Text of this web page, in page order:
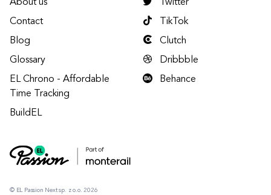
© EL Passion Next sp. z o.o. 2026
About us
Contact
Blog
Glossary
EL Chrono - Affordable
Time Tracking
BuildEL
Twitter
TikTok
Clutch
Dribbble
Behance